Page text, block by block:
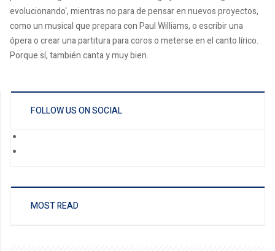
evolucionando', mientras no para de pensar en nuevos proyectos,
como un musical que prepara con Paul Williams, o escribir una
ópera o crear una partitura para coros o meterse en el canto lírico.
Porque sí, también canta y muy bien.
FOLLOW US ON SOCIAL
MOST READ